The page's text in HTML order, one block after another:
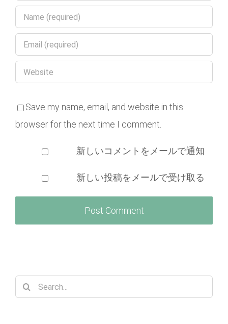
Save my name, email, and website in this
browser for the next time I comment.
新しいコメントをメールで通知
新しい投稿をメールで受け取る
Search
for: